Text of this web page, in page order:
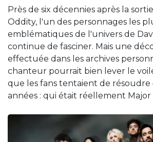
Près de six décennies après la
Oddity, l'un des personnages les
emblématiques de l'univers de
continue de fasciner. Mais une
effectuée dans les archives
chanteur pourrait bien lever le
que les fans tentaient de résoudre
années : qui était réellement Major